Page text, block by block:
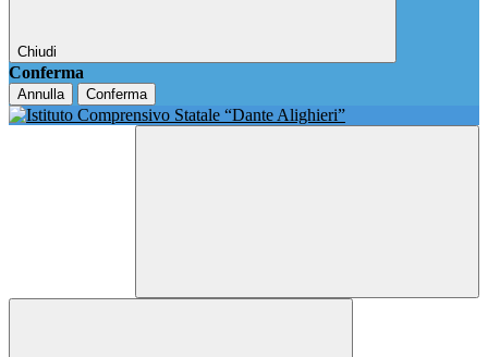
Chiudi
Conferma
Annulla Conferma